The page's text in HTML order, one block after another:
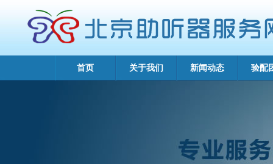
首页 关于我们 新闻动态 验配